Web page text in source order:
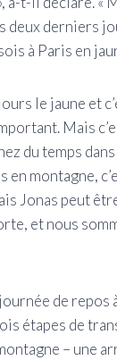
deux derniers
à Paris en
le jaune et
Mais
du temps
en montagne,
Jonas peut
et nous
de repos
étapes de
– une